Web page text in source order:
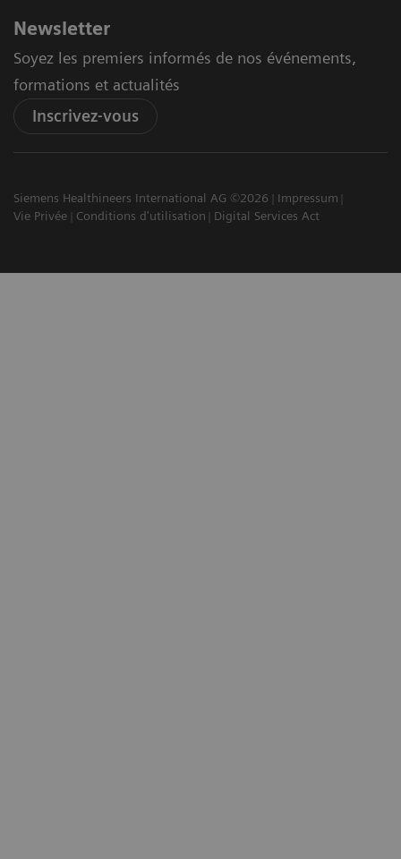
Newsletter
Soyez les premiers informés de nos événements,
formations et actualités
Inscrivez-vous
Siemens Healthineers International AG ©2026
Impressum
Vie Privée
Conditions d'utilisation Digital Services Act